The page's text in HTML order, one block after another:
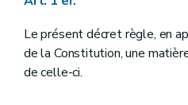
Le présent décret règle, en
de la Constitution, une
de celle-ci.